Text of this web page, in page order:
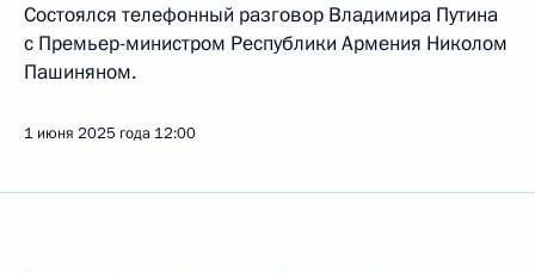
Состоялся телефонный разговор Владимира Путина
с Премьер-министром Республики Армения Николом
Пашиняном.
1 июня 2025 года 12:00